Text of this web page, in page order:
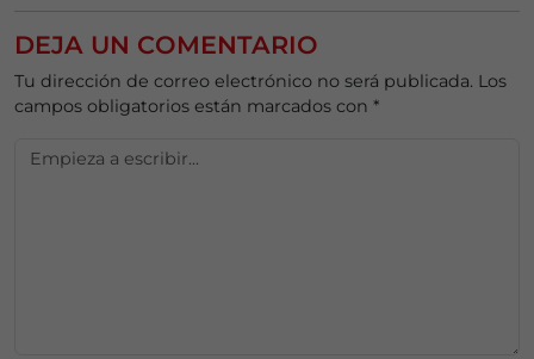
DEJA UN COMENTARIO
Tu dirección de correo electrónico no será publicada. Los
campos obligatorios están marcados con *